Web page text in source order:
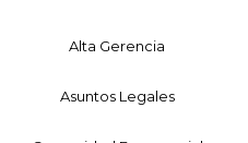
Alta Gerencia
Asuntos Legales